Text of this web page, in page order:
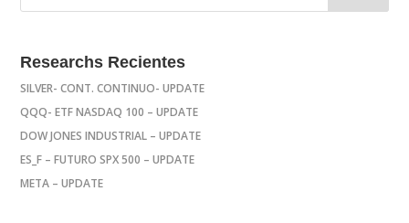
Researchs Recientes
SILVER- CONT. CONTINUO- UPDATE
QQQ- ETF NASDAQ 100 – UPDATE
DOW JONES INDUSTRIAL – UPDATE
ES_F – FUTURO SPX 500 – UPDATE
META – UPDATE